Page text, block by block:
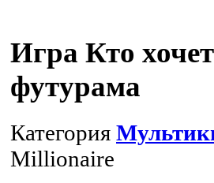
Игра Кто
футурама
Категория
Millionaire